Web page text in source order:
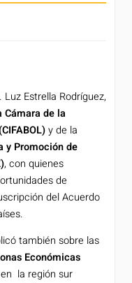
Luz Estrella Rodríguez,
Cámara de la
y de la
y Promoción de
, con quienes
de
del Acuerdo
también sobre las
Económicas
la región sur